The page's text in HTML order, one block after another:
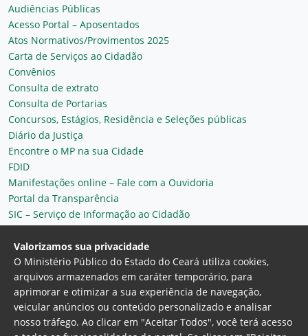
Audiências Públicas
Acesso Portal – Aposentados
Atos Normativos/Provimentos 2025
Carta de Serviços ao Cidadão
Convênios
Consulta de extrato
Consulta de Portarias
Concursos, Estágios, Residência e Seleções públicas
Diário da Justiça
Encontre o MP na sua Cidade
FDID
Manifestações online – Fale com a Ouvidoria
Portal da Transparência
SIC – Serviço de Informação ao Cidadão
Plantão MP do Ceará
Secretaria Geral
Valorizamos sua privacidade
O Ministério Público do Estado do Ceará utiliza cookies,
arquivos armazenados em caráter temporário, para
aprimorar e otimizar a sua experiência de navegação,
veicular anúncios ou conteúdo personalizado e analisar
nosso tráfego. Ao clicar em "Aceitar Todos", você terá acesso